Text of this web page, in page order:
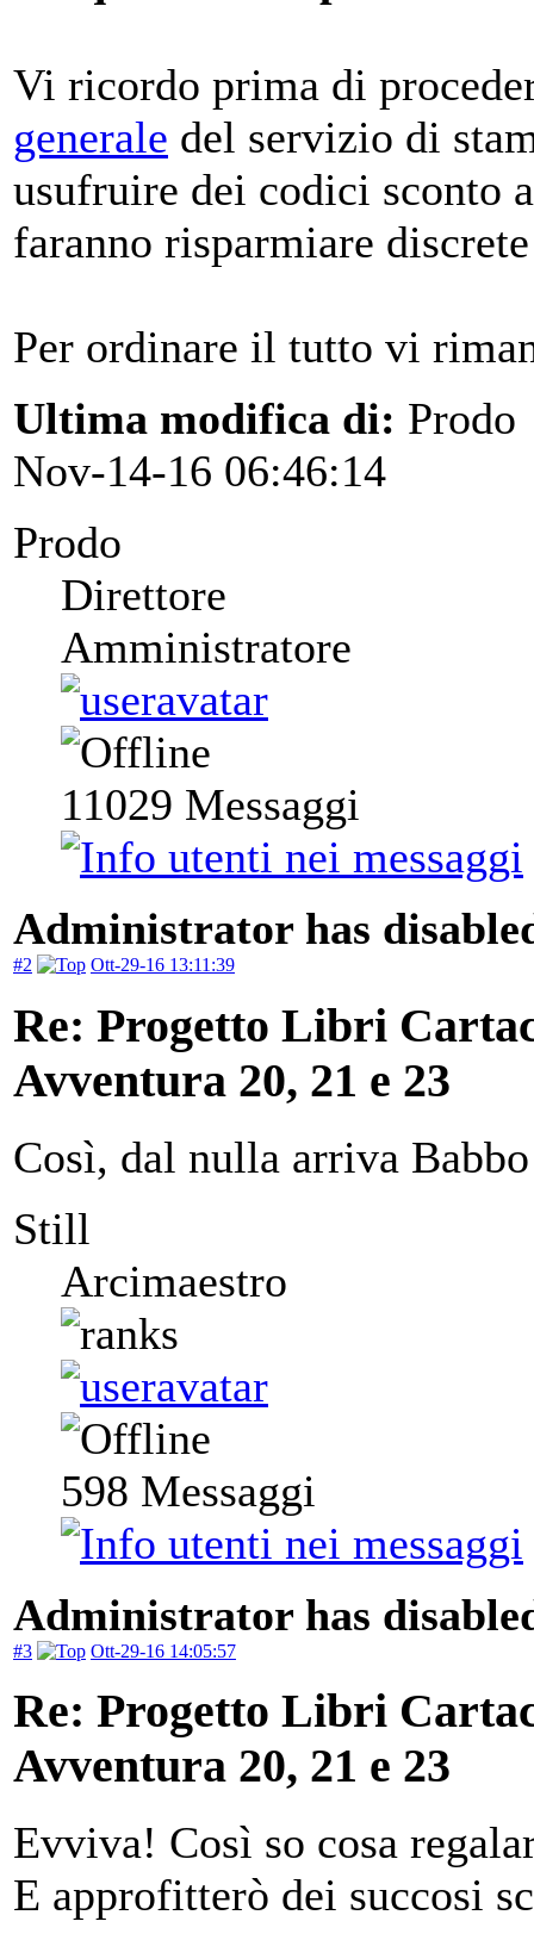
Vi ricordo prima di
generale del servizio di
usufruire dei codici sconto
faranno risparmiare
Per ordinare il tutto vi
Ultima modifica di: Prodo
Nov-14-16 06:46:14
Prodo
Direttore
Amministratore
11029 Messaggi
Administrator has
#2 Ott-29-16 13:11:39
Re: Progetto Libri
Avventura 20, 21 e 23
Così, dal nulla arriva
Still
Arcimaestro
598 Messaggi
Administrator has
#3 Ott-29-16 14:05:57
Re: Progetto Libri
Avventura 20, 21 e 23
Evviva! Così so cosa
E approfitterò dei succosi